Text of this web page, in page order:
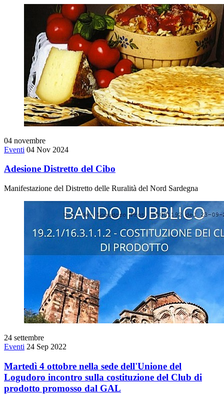
04 novembre
Eventi 04 Nov 2024
Adesione Distretto del Cibo
Manifestazione del Distretto delle Ruralità del Nord Sardegna
24 settembre
Eventi 24 Sep 2022
Martedì 4 ottobre nella sede dell'Unione del
Logudoro incontro sulla costituzione del Club di
prodotto promosso dal GAL